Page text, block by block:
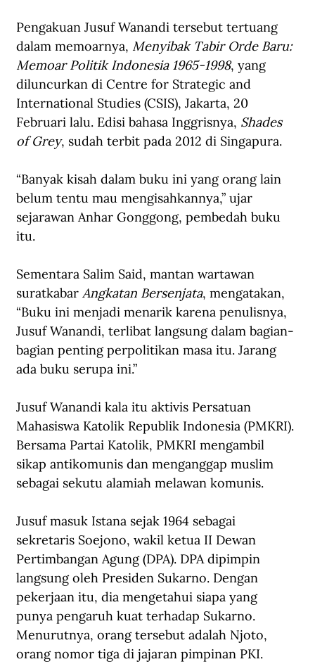
Pengakuan Jusuf Wanandi tersebut tertuang
dalam memoarnya, Menyibak Tabir Orde Baru:
Memoar Politik Indonesia 1965-1998, yang
diluncurkan di Centre for Strategic and
International Studies (CSIS), Jakarta, 20
Februari lalu. Edisi bahasa Inggrisnya, Shades
of Grey, sudah terbit pada 2012 di Singapura.
“Banyak kisah dalam buku ini yang orang lain
belum tentu mau mengisahkannya,” ujar
sejarawan Anhar Gonggong, pembedah buku
itu.
Sementara Salim Said, mantan wartawan
suratkabar Angkatan Bersenjata, mengatakan,
“Buku ini menjadi menarik karena penulisnya,
Jusuf Wanandi, terlibat langsung dalam bagian-
bagian penting perpolitikan masa itu. Jarang
ada buku serupa ini.”
Jusuf Wanandi kala itu aktivis Persatuan
Mahasiswa Katolik Republik Indonesia (PMKRI).
Bersama Partai Katolik, PMKRI mengambil
sikap antikomunis dan menganggap muslim
sebagai sekutu alamiah melawan komunis.
Jusuf masuk Istana sejak 1964 sebagai
sekretaris Soejono, wakil ketua II Dewan
Pertimbangan Agung (DPA). DPA dipimpin
langsung oleh Presiden Sukarno. Dengan
pekerjaan itu, dia mengetahui siapa yang
punya pengaruh kuat terhadap Sukarno.
Menurutnya, orang tersebut adalah Njoto,
orang nomor tiga di jajaran pimpinan PKI.